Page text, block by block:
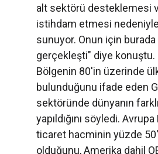
alt sektörü desteklemesi
istihdam etmesi
sunuyor. Onun için
gerçekleşti" diye konuştu.
Bölgenin 80'in üzerinde
bulunduğunu ifade eden
sektöründe dünyanın
yapıldığını söyledi.
ticaret hacminin yüzde
olduğunu, Amerika dahil